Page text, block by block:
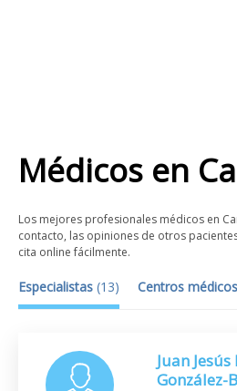
Médicos en
Los mejores profesionales médicos en
contacto, las opiniones de otros
cita online fácilmente.
Especialistas (13) Centros médicos
Juan
González-